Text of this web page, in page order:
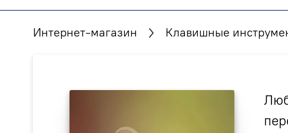
Интернет-магазин Клавишные